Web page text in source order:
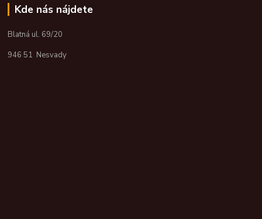
Kde nás nájdete
Blatná ul. 69/20
946 51 Nesvady